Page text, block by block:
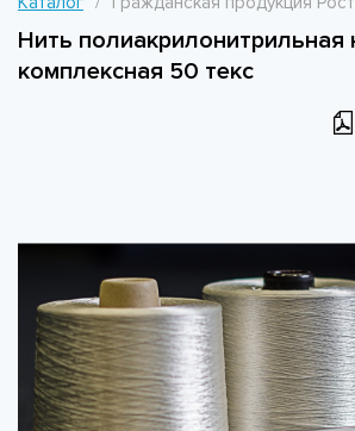
Нить полиакрилонитрильная
комплексная 50 текс